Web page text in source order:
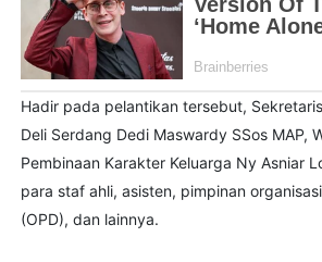
Hadir pada pelantikan tersebut,
Deli Serdang Dedi Maswardy SSos MAP,
Pembinaan Karakter Keluarga Ny Asniar
para staf ahli, asisten, pimpinan
(OPD), dan lainnya.